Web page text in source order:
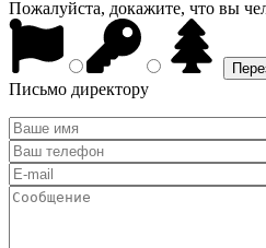
Пожалуйста, докажите, что вы
Письмо директору